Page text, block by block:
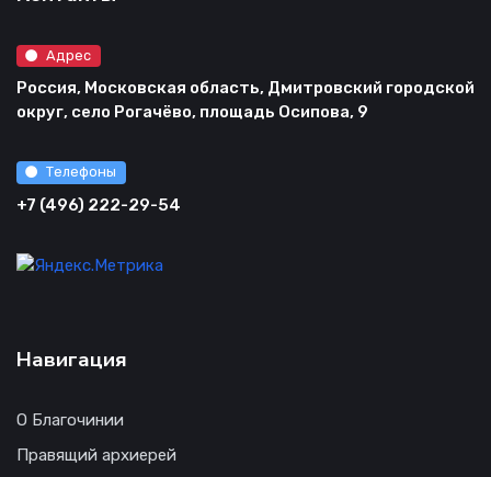
Адрес
Россия, Московская область, Дмитровский городской
округ, село Рогачёво, площадь Осипова, 9
Телефоны
+7 (496) 222-29-54
Навигация
О Благочинии
Правящий архиерей